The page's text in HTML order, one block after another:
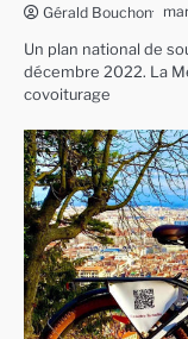
Gérald Bouchon
Un plan national de
décembre 2022. La
covoiturage